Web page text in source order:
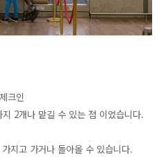
크인
2개나 맡길 수 있는 점 이었습니다.
지고 가거나 돌아올 수 있습니다.